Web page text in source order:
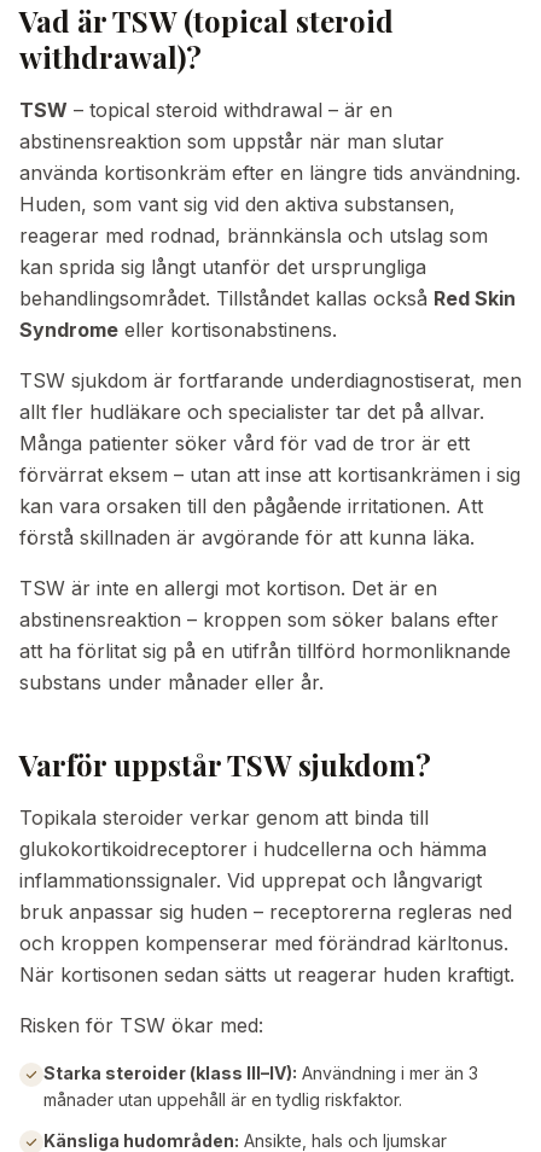
Vad är TSW (topical steroid
withdrawal)?
TSW – topical steroid withdrawal – är en
abstinensreaktion som uppstår när man slutar
använda kortisonkräm efter en längre tids användning.
Huden, som vant sig vid den aktiva substansen,
reagerar med rodnad, brännkänsla och utslag som
kan sprida sig långt utanför det ursprungliga
behandlingsområdet. Tillståndet kallas också Red Skin
Syndrome eller kortisonabstinens.
TSW sjukdom är fortfarande underdiagnostiserat, men
allt fler hudläkare och specialister tar det på allvar.
Många patienter söker vård för vad de tror är ett
förvärrat eksem – utan att inse att kortisankrämen i sig
kan vara orsaken till den pågående irritationen. Att
förstå skillnaden är avgörande för att kunna läka.
TSW är inte en allergi mot kortison. Det är en
abstinensreaktion – kroppen som söker balans efter
att ha förlitat sig på en utifrån tillförd hormonliknande
substans under månader eller år.
Varför uppstår TSW sjukdom?
Topikala steroider verkar genom att binda till
glukokortikoidreceptorer i hudcellerna och hämma
inflammationssignaler. Vid upprepat och långvarigt
bruk anpassar sig huden – receptorerna regleras ned
och kroppen kompenserar med förändrad kärltonus.
När kortisonen sedan sätts ut reagerar huden kraftigt.
Risken för TSW ökar med:
Starka steroider (klass III–IV): Användning i mer än 3
månader utan uppehåll är en tydlig riskfaktor.
Känsliga hudområden: Ansikte, hals och ljumskar